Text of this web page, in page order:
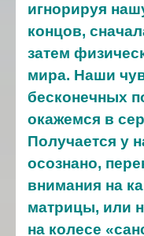
игнорируя
концов,
затем
мира. Наши
бесконечных
окажемся в
Получается у
осознано,
внимания на
матрицы, или
на колесе